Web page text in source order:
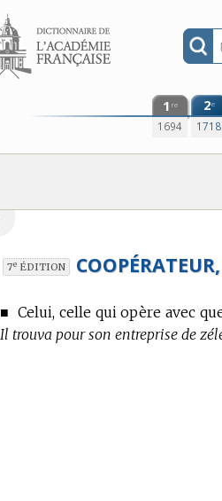
Aller au contenu
1 re
1694
2e
1718
7e ÉDITION
■Celui, celle qui opère avec
Il trouva pour son entreprise de